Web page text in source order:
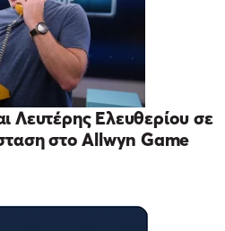
Λευτέρης Ελευθερίου σε
στο Allwyn Game